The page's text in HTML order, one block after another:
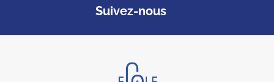
Suivez-nous